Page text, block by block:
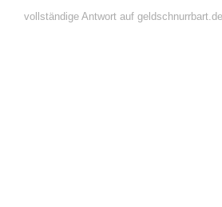
vollständige Antwort auf